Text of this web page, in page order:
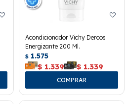
Acondicionador Vichy Dercos
Energizante 200 Ml.
$ 1.575
$ 1.339 $ 1.339